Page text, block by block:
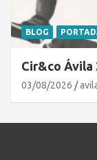
BLOG
Cir&co Ávila
03/08/2026